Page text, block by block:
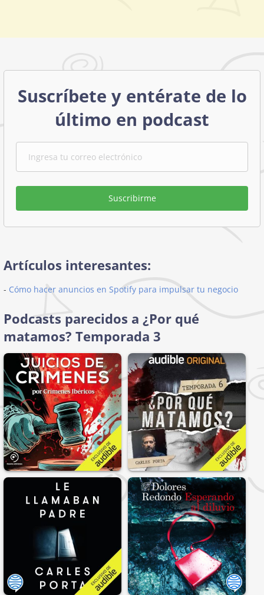
Suscríbete y entérate de lo
último en podcast
Suscribirme
Artículos interesantes:
- Cómo hacer anuncios en Spotify para impulsar tu negocio
Podcasts parecidos a ¿Por qué
matamos? Temporada 3